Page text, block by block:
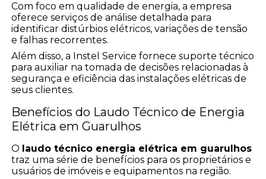
Com foco em qualidade de energia, a empresa
oferece serviços de análise detalhada para
identificar distúrbios elétricos, variações de tensão
e falhas recorrentes.
Além disso, a Instel Service fornece suporte técnico
para auxiliar na tomada de decisões relacionadas à
segurança e eficiência das instalações elétricas de
seus clientes.
Benefícios do Laudo Técnico de Energia
Elétrica em Guarulhos
O laudo técnico energia elétrica em guarulhos
traz uma série de benefícios para os proprietários e
usuários de imóveis e equipamentos na região.